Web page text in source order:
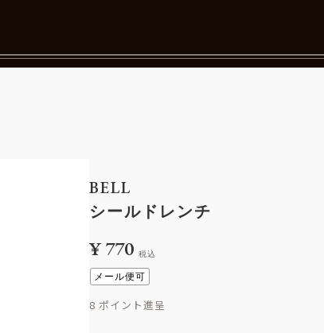
リクルート
BELL
シールドレンチ
¥770 税込
メール便可
8